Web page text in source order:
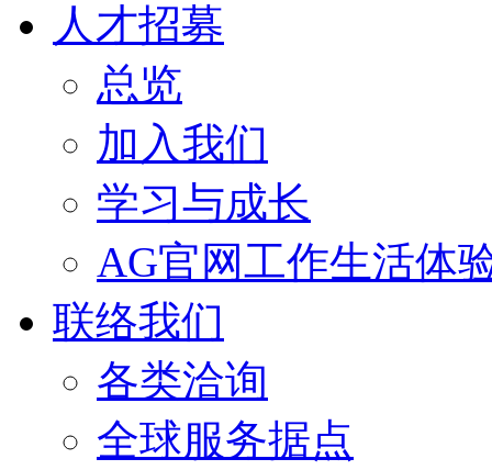
人才招募
总览
加入我们
学习与成长
AG官网工作生活体
联络我们
各类洽询
全球服务据点